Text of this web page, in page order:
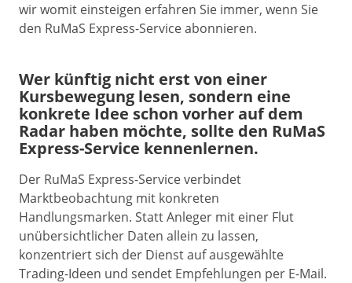
wir womit einsteigen erfahren Sie immer, wenn Sie
den RuMaS Express-Service abonnieren.
Wer künftig nicht erst von einer
Kursbewegung lesen, sondern eine
konkrete Idee schon vorher auf dem
Radar haben möchte, sollte den RuMaS
Express-Service kennenlernen.
Der RuMaS Express-Service verbindet
Marktbeobachtung mit konkreten
Handlungsmarken. Statt Anleger mit einer Flut
unübersichtlicher Daten allein zu lassen,
konzentriert sich der Dienst auf ausgewählte
Trading-Ideen und sendet Empfehlungen per E-Mail.